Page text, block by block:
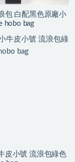
包 白配黑色原廠小
hobo bag
皮小號 流浪包綠色